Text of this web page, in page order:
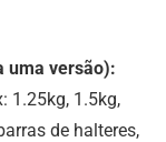
uma versão):
1.25kg, 1.5kg,
de halteres,